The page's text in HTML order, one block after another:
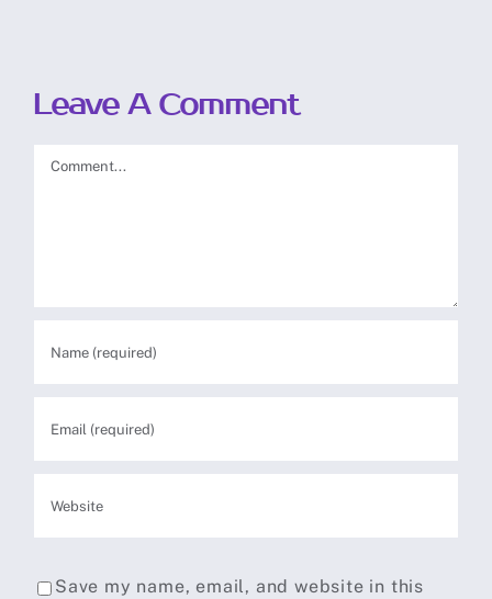
Leave A Comment
Comment
Save my name, email, and website in this